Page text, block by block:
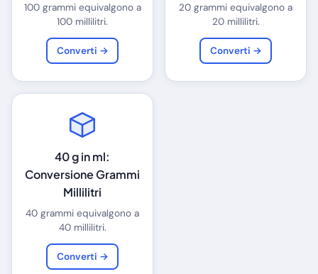
100 grammi equivalgono a
100 millilitri.
Converti →
20 grammi equivalgono a
20 millilitri.
Converti →
40 g in ml:
Conversione Grammi
Millilitri
40 grammi equivalgono a
40 millilitri.
Converti →